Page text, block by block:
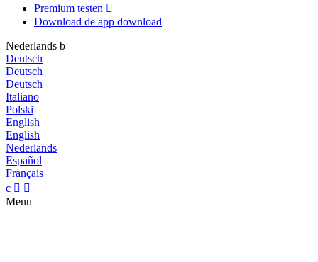
Premium testen 
Download de app download
Nederlands b
Deutsch
Deutsch
Deutsch
Italiano
Polski
English
English
Nederlands
Español
Français
c  
Menu